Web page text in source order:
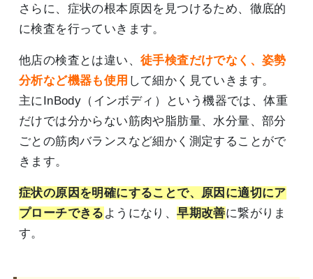
さらに、症状の根本原因を見つけるため、徹底的
に検査を行っていきます。
他店の検査とは違い、 徒手検査だけでなく、姿勢
分析など機器も使用 して細かく見ていきます。
主にInBody（インボディ）という機器では、体重
だけでは分からない筋肉や脂肪量、水分量、部分
ごとの筋肉バランスなど細かく測定することがで
きます。
症状の原因を明確にすることで、原因に適切にア
プローチできる ようになり、早期改善に繋がりま
す。